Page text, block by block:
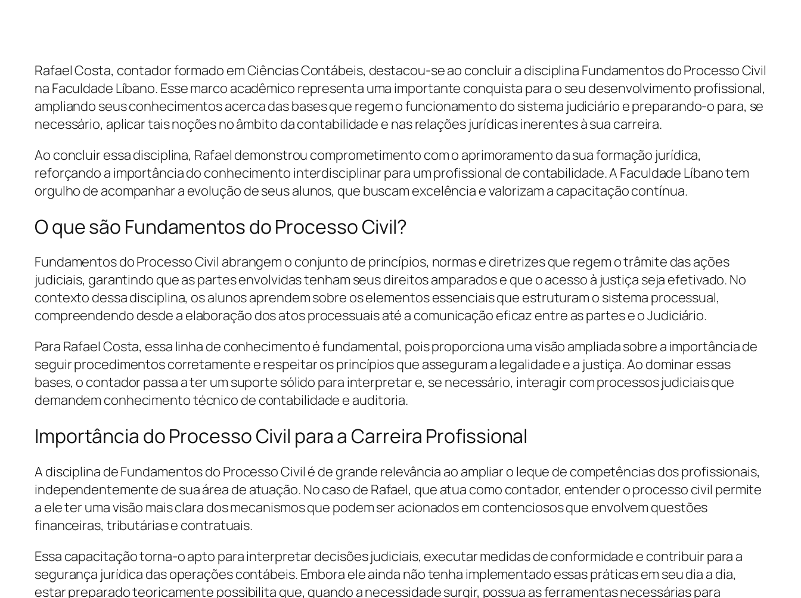
Rafael Costa, contador formado em Ciências Contábeis, destacou-se ao concluir a disciplina Fundamentos do Processo Civil
na Faculdade Líbano. Esse marco acadêmico representa uma importante conquista para o seu desenvolvimento profissional,
ampliando seus conhecimentos acerca das bases que regem o funcionamento do sistema judiciário e preparando-o para, se
necessário, aplicar tais noções no âmbito da contabilidade e nas relações jurídicas inerentes à sua carreira.
Ao concluir essa disciplina, Rafael demonstrou comprometimento com o aprimoramento da sua formação jurídica,
reforçando a importância do conhecimento interdisciplinar para um profissional de contabilidade. A Faculdade Líbano tem
orgulho de acompanhar a evolução de seus alunos, que buscam excelência e valorizam a capacitação contínua.
O que são Fundamentos do Processo Civil?
Fundamentos do Processo Civil abrangem o conjunto de princípios, normas e diretrizes que regem o trâmite das ações
judiciais, garantindo que as partes envolvidas tenham seus direitos amparados e que o acesso à justiça seja efetivado. No
contexto dessa disciplina, os alunos aprendem sobre os elementos essenciais que estruturam o sistema processual,
compreendendo desde a elaboração dos atos processuais até a comunicação eficaz entre as partes e o Judiciário.
Para Rafael Costa, essa linha de conhecimento é fundamental, pois proporciona uma visão ampliada sobre a importância de
seguir procedimentos corretamente e respeitar os princípios que asseguram a legalidade e a justiça. Ao dominar essas
bases, o contador passa a ter um suporte sólido para interpretar e, se necessário, interagir com processos judiciais que
demandem conhecimento técnico de contabilidade e auditoria.
Importância do Processo Civil para a Carreira Profissional
A disciplina de Fundamentos do Processo Civil é de grande relevância ao ampliar o leque de competências dos profissionais,
independentemente de sua área de atuação. No caso de Rafael, que atua como contador, entender o processo civil permite
a ele ter uma visão mais clara dos mecanismos que podem ser acionados em contenciosos que envolvem questões
financeiras, tributárias e contratuais.
Essa capacitação torna-o apto para interpretar decisões judiciais, executar medidas de conformidade e contribuir para a
segurança jurídica das operações contábeis. Embora ele ainda não tenha implementado essas práticas em seu dia a dia,
estar preparado teoricamente possibilita que, quando a necessidade surgir, possua as ferramentas necessárias para